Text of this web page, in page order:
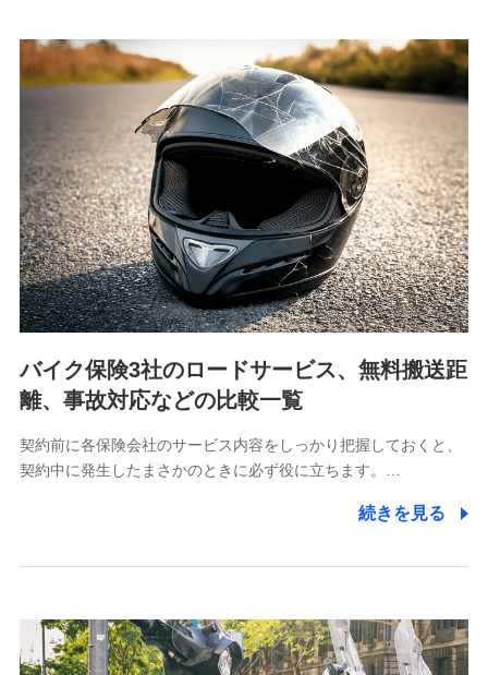
個人情報の第三者提供について
当社ではご本人の同意がある場合または法令に基づく場
合を除き、第三者に提供いたしません。
業務の委託
当社は利用目的の達成に必要な範囲内において個人情報
の取り扱いの全部または一部を委託する場合がありま
す。
個人データの共同利用
当社は株式会社NTTドコモとの間で、以下のとおり個
【共同して利用される利用データの項目】
取得した、以下の情報などの個人データ
氏名、電話番号、メールアドレス、お客さまの識別子、属
当社又は株式会社NTTドコモが提供する各種サービスなどの
ご契約・ご利用などに関する情報。例として、当社又は株式
会社NTTドコモが提供する各種サービスのご契約状態・ご利
バイク保険3社のロードサービス、無料搬送距
離、事故対応などの比較一覧
契約前に各保険会社のサービス内容をしっかり把握しておくと、
契約中に発生したまさかのときに必ず役に立ちます。…
続きを見る